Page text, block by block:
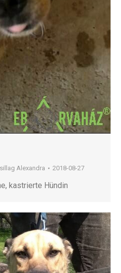
Alexandra 2018-08-27
kastrierte Hündin